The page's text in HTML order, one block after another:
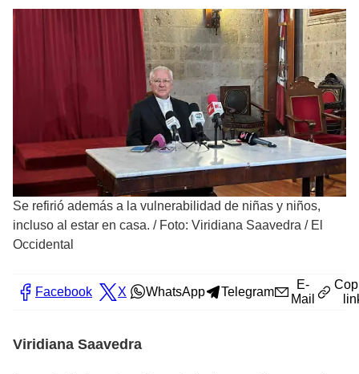
Se refirió además a la vulnerabilidad de niñas y niños,
incluso al estar en casa. / Foto: Viridiana Saavedra / El
Occidental
Facebook X WhatsApp Telegram
E-
Mail
Viridiana Saavedra